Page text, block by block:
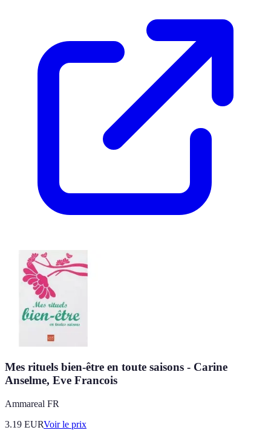
Mes rituels bien-être en toute saisons - Carine
Anselme, Eve Francois
Ammareal FR
3.19 EURVoir le prix